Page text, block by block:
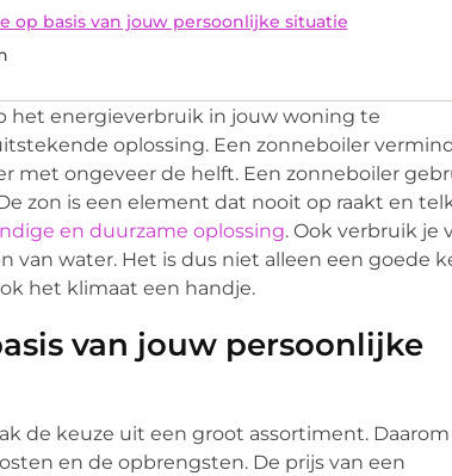
op basis van jouw persoonlijke situatie
het energieverbruik in jouw woning te
oplossing. Een zonneboiler
met ongeveer de helft. Een zonneboiler
zon is een element dat nooit op raakt en
en duurzame oplossing. Ook verbruik je
van water. Het is dus niet alleen een goede
het klimaat een handje.
van jouw persoonlijke
de keuze uit een groot assortiment. Daarom
en de opbrengsten. De prijs van een